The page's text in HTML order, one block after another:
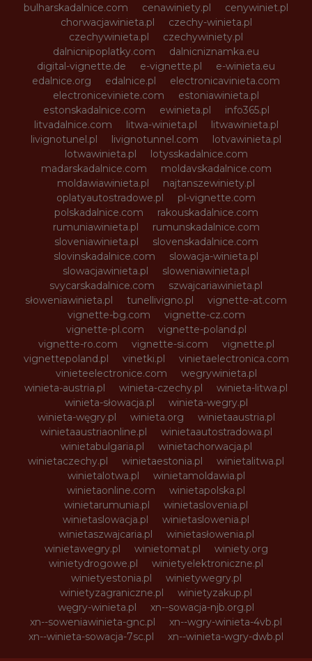
bulharskadalnice.com
cenawiniety.pl
cenywiniet.pl
chorwacjawinieta.pl
czechy-winieta.pl
czechywinieta.pl
czechywiniety.pl
dalnicnipoplatky.com
dalnicniznamka.eu
digital-vignette.de
e-vignette.pl
e-winieta.eu
edalnice.org
edalnice.pl
electronicavinieta.com
electroniceviniete.com
estoniawinieta.pl
estonskadalnice.com
ewinieta.pl
info365.pl
litvadalnice.com
litwa-winieta.pl
litwawinieta.pl
livignotunel.pl
livignotunnel.com
lotvawinieta.pl
lotwawinieta.pl
lotysskadalnice.com
madarskadalnice.com
moldavskadalnice.com
moldawiawinieta.pl
najtanszewiniety.pl
oplatyautostradowe.pl
pl-vignette.com
polskadalnice.com
rakouskadalnice.com
rumuniawinieta.pl
rumunskadalnice.com
sloveniawinieta.pl
slovenskadalnice.com
slovinskadalnice.com
slowacja-winieta.pl
slowacjawinieta.pl
sloweniawinieta.pl
svycarskadalnice.com
szwajcariawinieta.pl
słoweniawinieta.pl
tunellivigno.pl
vignette-at.com
vignette-bg.com
vignette-cz.com
vignette-pl.com
vignette-poland.pl
vignette-ro.com
vignette-si.com
vignette.pl
vignettepoland.pl
vinetki.pl
vinietaelectronica.com
vinieteelectronice.com
wegrywinieta.pl
winieta-austria.pl
winieta-czechy.pl
winieta-litwa.pl
winieta-słowacja.pl
winieta-wegry.pl
winieta-węgry.pl
winieta.org
winietaaustria.pl
winietaaustriaonline.pl
winietaautostradowa.pl
winietabulgaria.pl
winietachorwacja.pl
winietaczechy.pl
winietaestonia.pl
winietalitwa.pl
winietalotwa.pl
winietamoldawia.pl
winietaonline.com
winietapolska.pl
winietarumunia.pl
winietaslovenia.pl
winietaslowacja.pl
winietaslowenia.pl
winietaszwajcaria.pl
winietasłowenia.pl
winietawegry.pl
winietomat.pl
winiety.org
winietydrogowe.pl
winietyelektroniczne.pl
winietyestonia.pl
winietywegry.pl
winietyzagraniczne.pl
winietyzakup.pl
węgry-winieta.pl
xn--sowacja-njb.org.pl
xn--soweniawinieta-gnc.pl
xn--wgry-winieta-4vb.pl
xn--winieta-sowacja-7sc.pl
xn--winieta-wgry-dwb.pl